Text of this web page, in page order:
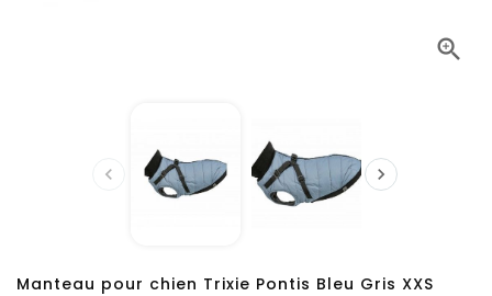

 
Manteau pour chien Trixie Pontis Bleu Gris XXS